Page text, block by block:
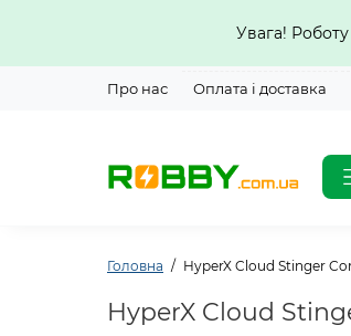
Увага!
Про нас Оплата і доставка
Головна HyperX Cloud Stinger
HyperX Cloud